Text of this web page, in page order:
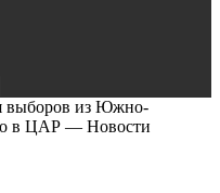
выборов из Южно-
в ЦАР — Новости